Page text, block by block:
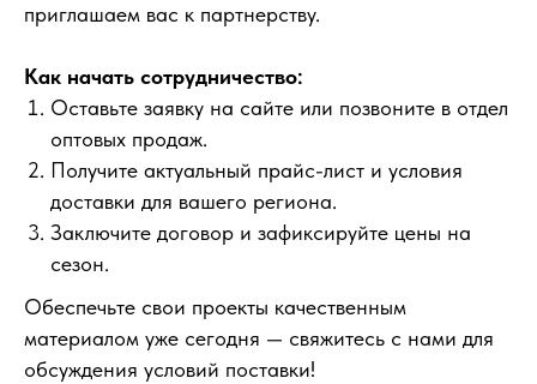
приглашаем вас к партнерству.
Как начать сотрудничество:
Оставьте заявку на сайте или позвоните в отдел
оптовых продаж.
Получите актуальный прайс-лист и условия
доставки для вашего региона.
Заключите договор и зафиксируйте цены на
сезон.
Обеспечьте свои проекты качественным
материалом уже сегодня — свяжитесь с нами для
обсуждения условий поставки!